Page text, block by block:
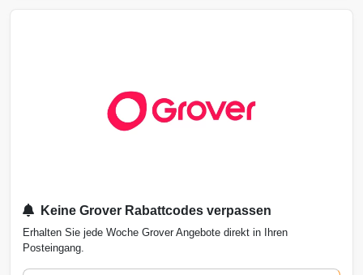
Keine Grover Rabattcodes verpassen
Erhalten Sie jede Woche Grover Angebote direkt in Ihren
Posteingang.